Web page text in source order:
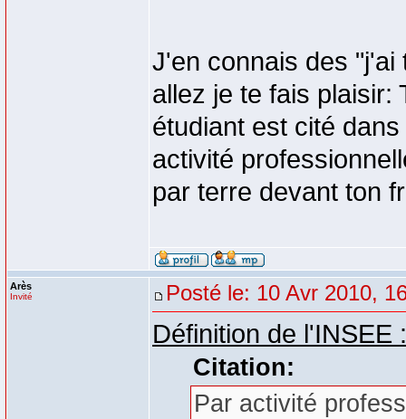
J'en connais des "j'ai
allez je te fais plaisir:
étudiant est cité
activité
par terre devant ton
Arès
Invité Posté le: 10 Avr 2010,
Définition de l'INSEE :
Citation:
Par activité